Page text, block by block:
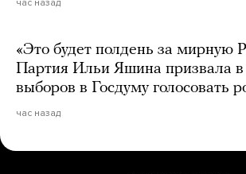
час назад
«Это будет полдень за мирную
Партия Ильи Яшина призвала в
выборов в Госдуму голосовать
час назад